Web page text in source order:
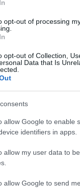
opt-out of processing
opt-out of Collection,
Data that Is
allow Google to enable
identifiers in apps.
allow my user data to
allow Google to send
alól.
hely és
való
szóló
tájékoztatót
pedig